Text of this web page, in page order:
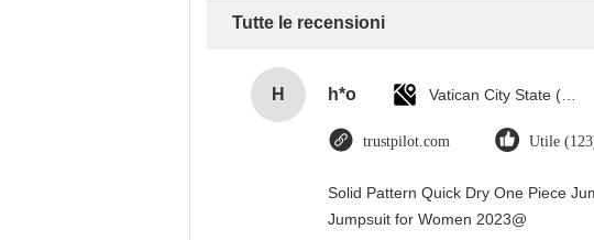
Tutte le recensioni
H h*o
trustpilot.com Utile
Solid Pattern Quick Dry One Piece
Jumpsuit for Women 2023@